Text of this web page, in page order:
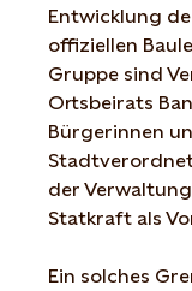
Entwicklung
offiziellen
Gruppe sind
Ortsbeirats
Bürgerinnen
der
Statkraft als
Ein solches